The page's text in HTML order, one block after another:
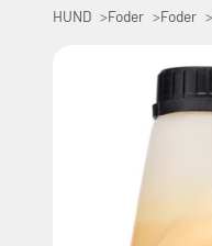
HUND Foder Foder